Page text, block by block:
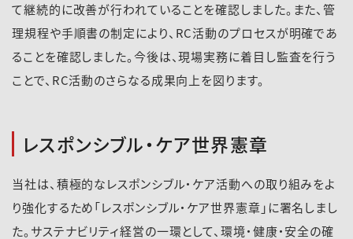
て継続的に改善が行われていることを確認しました。また、管
理規程や手順書の制定により、RC活動のプロセスが明確であ
ることを確認しました。今後は、現場実務に着目し監査を行う
ことで、RC活動のさらなる成果向上を図ります。
レスポンシブル・ケア世界憲章
当社は、積極的なレスポンシブル・ケア活動への取り組みをよ
り強化するため「レスポンシブル・ケア世界憲章」に署名しまし
た。サステナビリティ経営の一環として、環境・健康・安全の確